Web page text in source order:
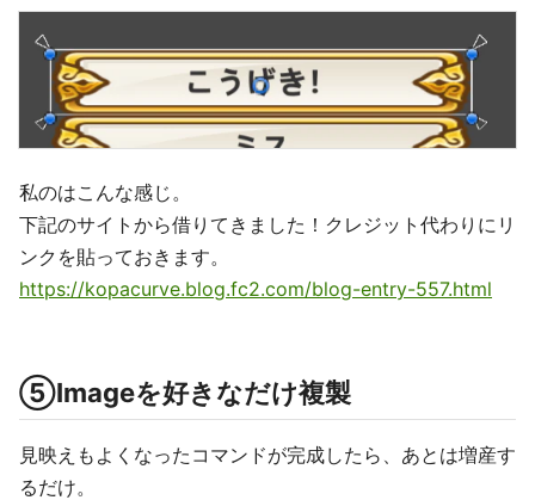
私のはこんな感じ。
下記のサイトから借りてきました！クレジット代わりにリ
ンクを貼っておきます。
https://kopacurve.blog.fc2.com/blog-entry-557.html
⑤Imageを好きなだけ複製
見映えもよくなったコマンドが完成したら、あとは増産す
るだけ。